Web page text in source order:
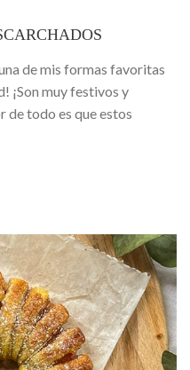
de mis formas favoritas
¡Son muy festivos y
de todo es que estos